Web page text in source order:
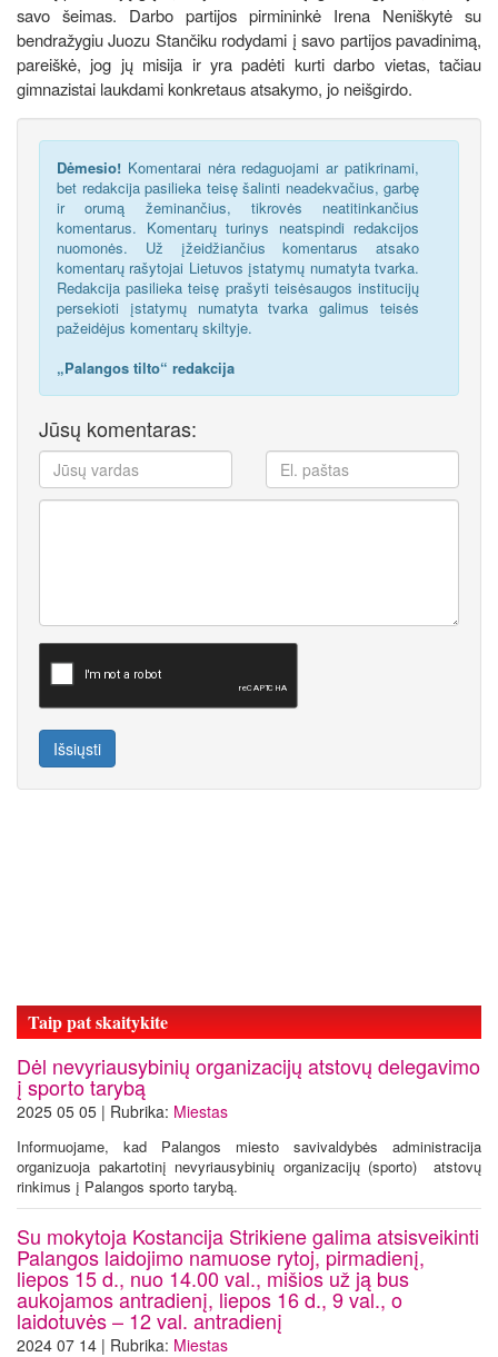
savo šeimas. Darbo partijos pirmininkė Irena Neniškytė su
bendražygiu Juozu Stančiku rodydami į savo partijos pavadinimą,
pareiškė, jog jų misija ir yra padėti kurti darbo vietas, tačiau
gimnazistai laukdami konkretaus atsakymo, jo neišgirdo.
Dėmesio! Komentarai nėra redaguojami ar patikrinami,
bet redakcija pasilieka teisę šalinti neadekvačius, garbę
ir orumą žeminančius, tikrovės neatitinkančius
komentarus. Komentarų turinys neatspindi redakcijos
nuomonės. Už įžeidžiančius komentarus atsako
komentarų rašytojai Lietuvos įstatymų numatyta tvarka.
Redakcija pasilieka teisę prašyti teisėsaugos institucijų
persekioti įstatymų numatyta tvarka galimus teisės
pažeidėjus komentarų skiltyje.
„Palangos tilto“ redakcija
Jūsų komentaras:
Išsiųsti
Taip pat skaitykite
Dėl nevyriausybinių organizacijų atstovų delegavimo
į sporto tarybą
2025 05 05 | Rubrika: Miestas
Informuojame, kad Palangos miesto savivaldybės administracija
organizuoja pakartotinį nevyriausybinių organizacijų (sporto) atstovų
rinkimus į Palangos sporto tarybą.
Su mokytoja Kostancija Strikiene galima atsisveikinti
Palangos laidojimo namuose rytoj, pirmadienį,
liepos 15 d., nuo 14.00 val., mišios už ją bus
aukojamos antradienį, liepos 16 d., 9 val., o
laidotuvės – 12 val. antradienį
2024 07 14 | Rubrika: Miestas